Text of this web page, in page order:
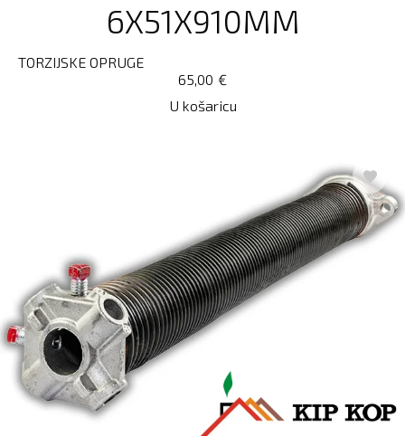
6X51X910MM
TORZIJSKE OPRUGE
€
65,00
U košaricu